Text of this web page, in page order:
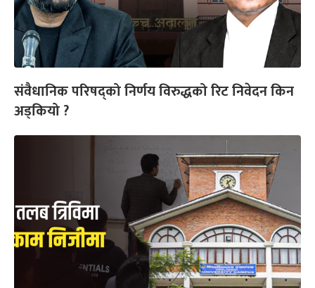
संवैधानिक परिषद्को निर्णय विरुद्धको रिट निवेदन किन
अड्कियो ?